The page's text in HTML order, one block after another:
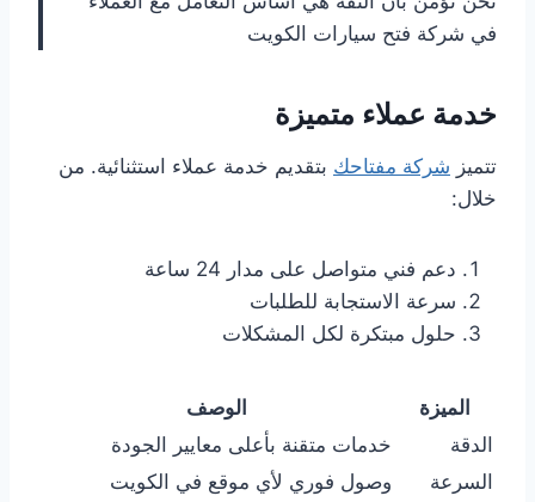
في شركة فتح سيارات الكويت
خدمة عملاء متميزة
تتميز شركة مفتاحك بتقديم خدمة عملاء استثنائية. من
خلال:
دعم فني متواصل على مدار 24 ساعة
سرعة الاستجابة للطلبات
حلول مبتكرة لكل المشكلات
الميزة
الوصف
الدقة
خدمات متقنة بأعلى معايير الجودة
السرعة
وصول فوري لأي موقع في الكويت